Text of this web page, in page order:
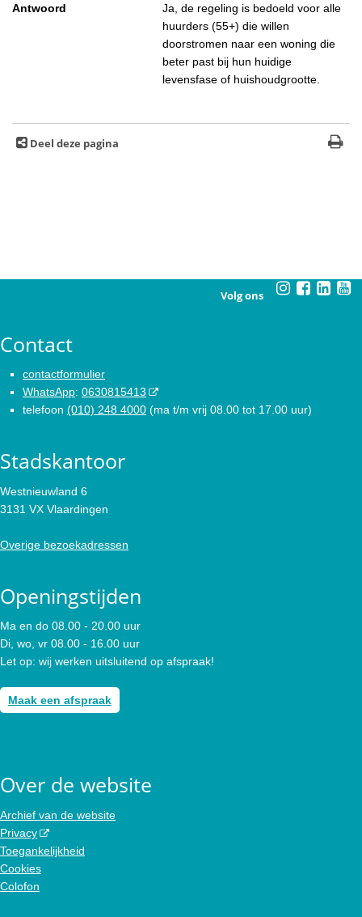
Antwoord
Ja, de regeling is bedoeld voor alle
huurders (55+) die willen
doorstromen naar een woning die
beter past bij hun huidige
levensfase of huishoudgrootte.
Deel deze pagina
Volg ons
Contact
contactformulier
WhatsApp: 0630815413
telefoon (010) 248 4000 (ma t/m vrij 08.00 tot 17.00 uur)
Stadskantoor
Westnieuwland 6
3131 VX Vlaardingen
Overige bezoekadressen
Openingstijden
Ma en do 08.00 - 20.00 uur
Di, wo, vr 08.00 - 16.00 uur
Let op: wij werken uitsluitend op afspraak!
Maak een afspraak
Over de website
Archief van de website
Privacy
Toegankelijkheid
Cookies
Colofon